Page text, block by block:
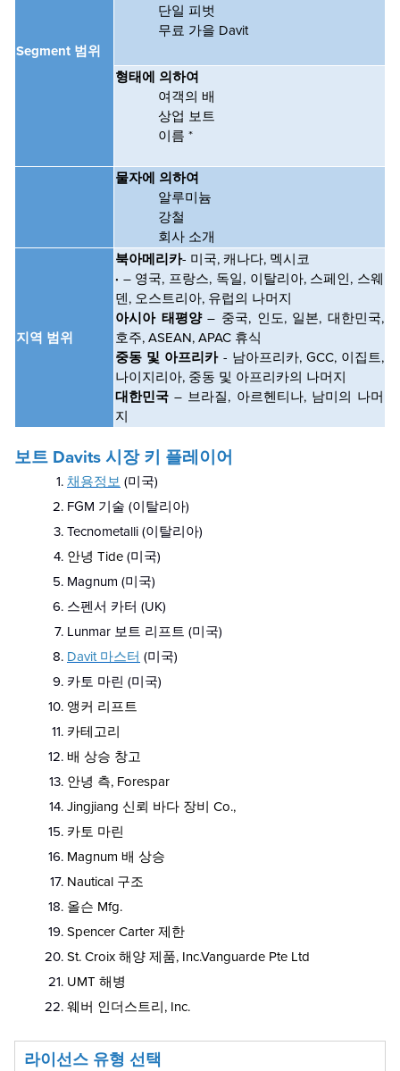
Segment 범위
단일 피벗
무료 가을 Davit
형태에 의하여
여객의 배
상업 보트
이름 *
물자에 의하여
알루미늄
강철
회사 소개
지역 범위
북아메리카- 미국, 캐나다, 멕시코
· – 영국, 프랑스, 독일, 이탈리아, 스페인, 스웨
덴, 오스트리아, 유럽의 나머지
아시아 태평양– 중국, 인도, 일본, 대한민국,
호주, ASEAN, APAC 휴식
중동 및 아프리카- 남아프리카, GCC, 이집트,
나이지리아, 중동 및 아프리카의 나머지
대한민국– 브라질, 아르헨티나, 남미의 나머
지
보트 Davits 시장 키 플레이어
채용정보 (미국)
FGM 기술 (이탈리아)
Tecnometalli (이탈리아)
안녕 Tide (미국)
Magnum (미국)
스펜서 카터 (UK)
Lunmar 보트 리프트 (미국)
Davit 마스터 (미국)
카토 마린 (미국)
앵커 리프트
카테고리
배 상승 창고
안녕 측, Forespar
Jingjiang 신뢰 바다 장비 Co.,
카토 마린
Magnum 배 상승
Nautical 구조
올슨 Mfg.
Spencer Carter 제한
St. Croix 해양 제품, Inc.Vanguarde Pte Ltd
UMT 해병
웨버 인더스트리, Inc.
라이선스 유형 선택